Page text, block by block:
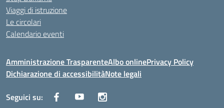
Viaggi di istruzione
Le circolari
Calendario eventi
Amministrazione TrasparenteAlbo onlinePrivacy Policy
Dichiarazione di accessibilitàNote legali
Seguici su: